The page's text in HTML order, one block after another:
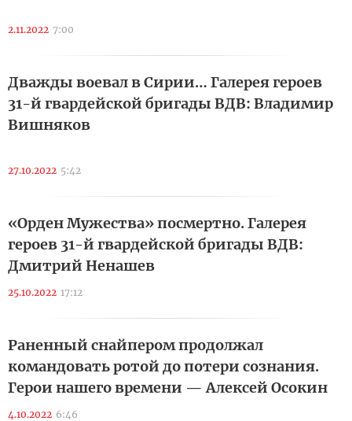
2.11.2022 7:00
Дважды воевал в Сирии… Галерея героев
31-й гвардейской бригады ВДВ: Владимир
Вишняков
27.10.2022 5:42
«Орден Мужества» посмертно. Галерея
героев 31-й гвардейской бригады ВДВ:
Дмитрий Ненашев
25.10.2022 17:12
Раненный снайпером продолжал
командовать ротой до потери сознания.
Герои нашего времени — Алексей Осокин
4.10.2022 6:46